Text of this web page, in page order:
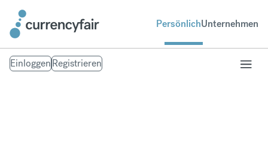
PersönlichUnternehmen
EinloggenRegistrieren